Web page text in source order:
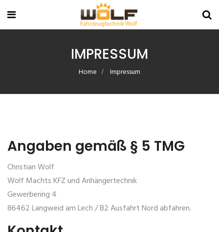
IMPRESSUM
Home Impressum
Angaben gemäß § 5 TMG
Christian Wolf
Wolf Machts KFZ und Anhängertechnik
Gewerbering 4
86462 Langweid am Lech / B2 Ausfahrt Nord abfahren.